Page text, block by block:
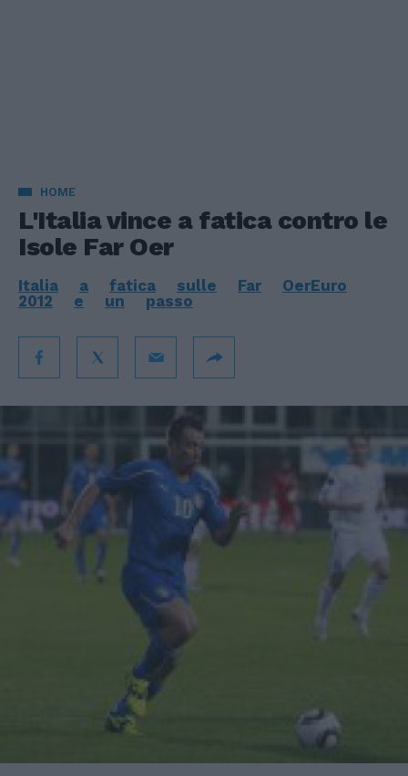
HOME
L'Italia vince a fatica contro le
Isole Far Oer
Italia a fatica sulle Far
OerEuro
2012
e un passo